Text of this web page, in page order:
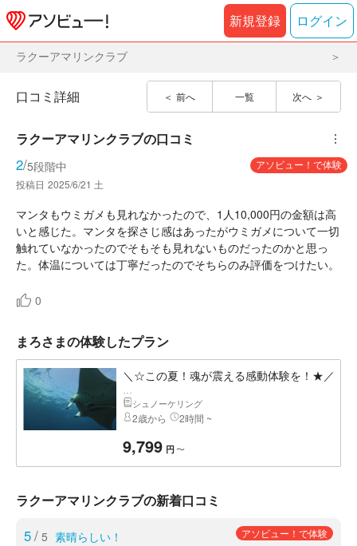
新規登録 ログイン
ラクーアマリンクラブ
前へ 一覧 次へ
口コミ詳細
ラクーアマリンクラブの口コミ ︙
2/5段階中
アソビュー！で体験
投稿日 2025/6/21 土
マンタもウミガメも見れなかったので、1人10,000円の金額は高
いと感じた。マンタを探さじ感はあったがウミガメについて一切
触れていなかったのでそもそも見れないものだったのかと思っ
た。体温については丁寧だったのでそちらのみ評価をつけたい。
0
まろさまの体験したプラン
＼☆この夏！魂が震える感動体験を！★／
...
シュノーケリング
2歳から 2時間 ~
9,799 円 〜
ラクーアマリンクラブの新着口コミ
5/ 5 素晴らしい！ アソビュー！で体験